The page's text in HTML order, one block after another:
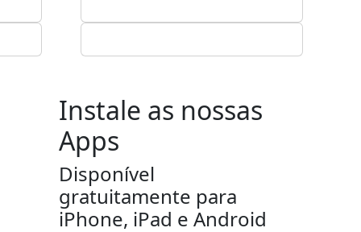
Instale as nossas
Apps
Disponível
gratuitamente para
iPhone, iPad e Android